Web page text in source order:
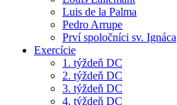
Luis de la Palma
Pedro Arrupe
Prví spoločníci sv. Ignáca
Exercície
1. týždeň DC
2. týždeň DC
3. týždeň DC
4. týždeň DC